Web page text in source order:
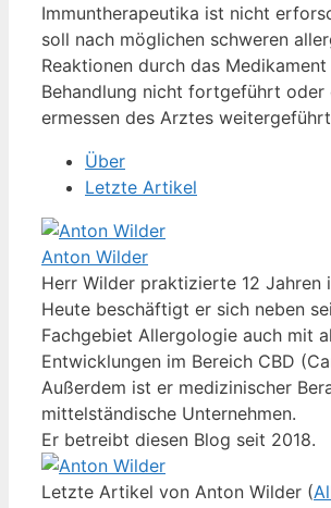
Immuntherapeutika ist nicht
soll nach möglichen schweren
Reaktionen durch das
Behandlung nicht fortgeführt oder
ermessen des Arztes
Über
Letzte Artikel
Anton Wilder
Herr Wilder praktizierte 12 Jahren
Heute beschäftigt er sich neben
Fachgebiet Allergologie auch mit
Entwicklungen im Bereich CBD
Außerdem ist er medizinischer
mittelständische Unternehmen.
Er betreibt diesen Blog seit 2018.
Letzte Artikel von Anton Wilder (